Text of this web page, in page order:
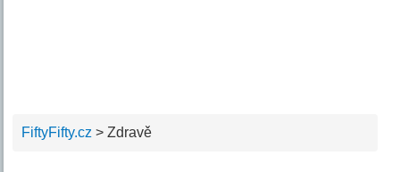
FiftyFifty.cz >Zdravě